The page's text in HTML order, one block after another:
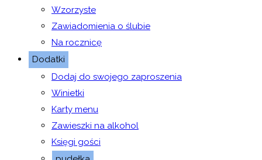
Wzorzyste
Zawiadomienia o ślubie
Na rocznicę
Dodatki
Dodaj do swojego zaproszenia
Winietki
Karty menu
Zawieszki na alkohol
Księgi gości